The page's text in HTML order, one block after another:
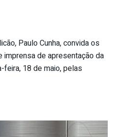
Paulo Cunha, convida os
imprensa de apresentação da
feira, 18 de maio, pelas